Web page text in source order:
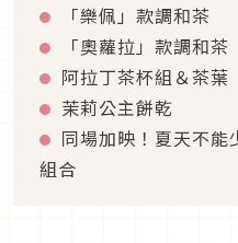
「樂佩」款調和茶
「奧蘿拉」款調和茶
阿拉丁茶杯組＆茶葉
茉莉公主餅乾
同場加映！夏天不能
組合